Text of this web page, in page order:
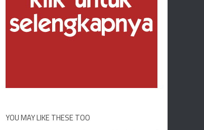
YOU MAY LIKE THESE TOO